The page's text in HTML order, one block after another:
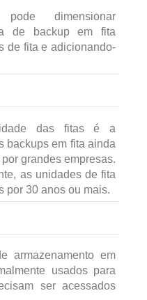
dimensionar
de backup em fita
de fita e adicionando-
das fitas é a
backups em fita ainda
grandes empresas.
as unidades de fita
por 30 anos ou mais.
armazenamento em
usados para
ser acessados